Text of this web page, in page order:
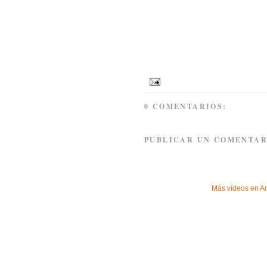
Más vídeos en
0 COMENTARIOS:
PUBLICAR UN